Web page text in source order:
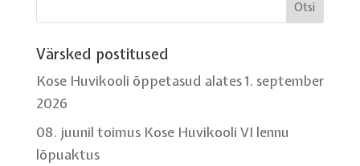
Värsked postitused
Kose Huvikooli õppetasud alates 1. september
2026
08. juunil toimus Kose Huvikooli VI lennu
lõpuaktus